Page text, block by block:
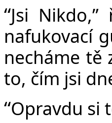
“Jsi
nafukovací
necháme tě
to, čím jsi
“Opravdu si